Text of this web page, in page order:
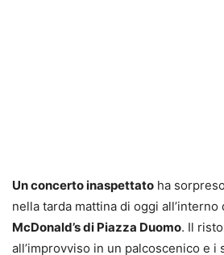
Un concerto inaspettato ha
nella tarda mattina di oggi
McDonald’s di Piazza Duomo. Il
all’improvviso in un palcoscenico e i